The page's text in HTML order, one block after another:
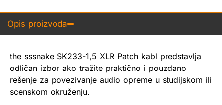
Opis proizvoda
the sssnake SK233-1,5 XLR Patch kabl predstavlja
odličan izbor ako tražite praktično i pouzdano
rešenje za povezivanje audio opreme u studijskom ili
scenskom okruženju.